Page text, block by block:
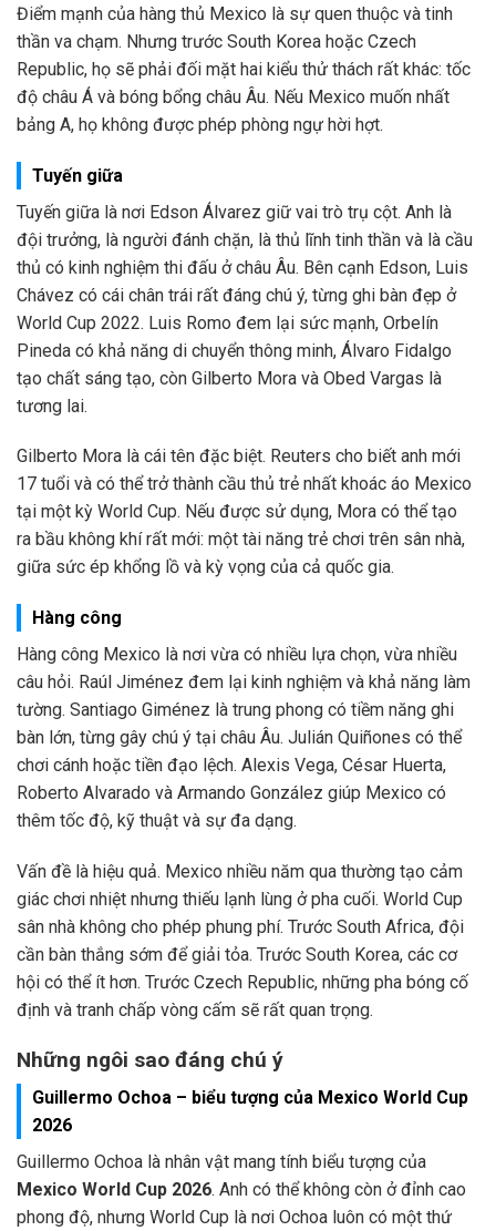
Điểm mạnh của hàng thủ Mexico là sự quen thuộc và tinh
thần va chạm. Nhưng trước South Korea hoặc Czech
Republic, họ sẽ phải đối mặt hai kiểu thử thách rất khác: tốc
độ châu Á và bóng bổng châu Âu. Nếu Mexico muốn nhất
bảng A, họ không được phép phòng ngự hời hợt.
Tuyến giữa
Tuyến giữa là nơi Edson Álvarez giữ vai trò trụ cột. Anh là
đội trưởng, là người đánh chặn, là thủ lĩnh tinh thần và là cầu
thủ có kinh nghiệm thi đấu ở châu Âu. Bên cạnh Edson, Luis
Chávez có cái chân trái rất đáng chú ý, từng ghi bàn đẹp ở
World Cup 2022. Luis Romo đem lại sức mạnh, Orbelín
Pineda có khả năng di chuyển thông minh, Álvaro Fidalgo
tạo chất sáng tạo, còn Gilberto Mora và Obed Vargas là
tương lai.
Gilberto Mora là cái tên đặc biệt. Reuters cho biết anh mới
17 tuổi và có thể trở thành cầu thủ trẻ nhất khoác áo Mexico
tại một kỳ World Cup. Nếu được sử dụng, Mora có thể tạo
ra bầu không khí rất mới: một tài năng trẻ chơi trên sân nhà,
giữa sức ép khổng lồ và kỳ vọng của cả quốc gia.
Hàng công
Hàng công Mexico là nơi vừa có nhiều lựa chọn, vừa nhiều
câu hỏi. Raúl Jiménez đem lại kinh nghiệm và khả năng làm
tường. Santiago Giménez là trung phong có tiềm năng ghi
bàn lớn, từng gây chú ý tại châu Âu. Julián Quiñones có thể
chơi cánh hoặc tiền đạo lệch. Alexis Vega, César Huerta,
Roberto Alvarado và Armando González giúp Mexico có
thêm tốc độ, kỹ thuật và sự đa dạng.
Vấn đề là hiệu quả. Mexico nhiều năm qua thường tạo cảm
giác chơi nhiệt nhưng thiếu lạnh lùng ở pha cuối. World Cup
sân nhà không cho phép phung phí. Trước South Africa, đội
cần bàn thắng sớm để giải tỏa. Trước South Korea, các cơ
hội có thể ít hơn. Trước Czech Republic, những pha bóng cố
định và tranh chấp vòng cấm sẽ rất quan trọng.
Những ngôi sao đáng chú ý
Guillermo Ochoa – biểu tượng của Mexico World Cup
2026
Guillermo Ochoa là nhân vật mang tính biểu tượng của
Mexico World Cup 2026. Anh có thể không còn ở đỉnh cao
phong độ, nhưng World Cup là nơi Ochoa luôn có một thứ